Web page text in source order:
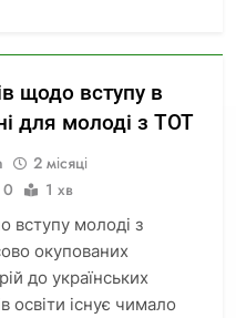
щодо вступу в
для молоді з ТОТ
2 місяці
0 1 хв
вступу молоді з
окупованих
до українських
освіти існує чимало